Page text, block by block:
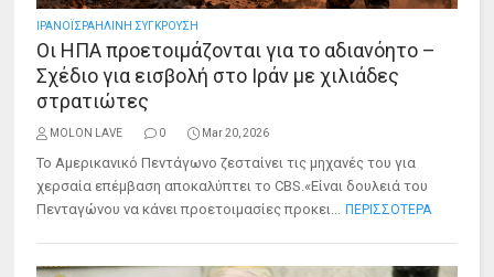
ΙΡΑΝΟΪΣΡΑΗΛΙΝΗ ΣΥΓΚΡΟΥΣΗ
Οι ΗΠΑ προετοιμάζονται για το αδιανόητο –
Σχέδιο για εισβολή στο Ιράν με χιλιάδες
στρατιώτες
MOLON LAVE 0 Mar 20, 2026
Το Αμερικανικό Πεντάγωνο ζεσταίνει τις μηχανές του για
χερσαία επέμβαση αποκαλύπτει το CBS.«Είναι δουλειά του
Πενταγώνου να κάνει προετοιμασίες προκει... ΠΕΡΙΣΣΟΤΕΡΑ